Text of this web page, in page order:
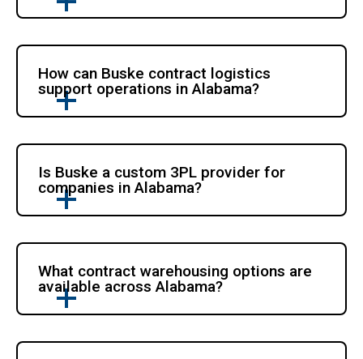
How can Buske contract logistics
support operations in Alabama?
Is Buske a custom 3PL provider for
companies in Alabama?
What contract warehousing options are
available across Alabama?